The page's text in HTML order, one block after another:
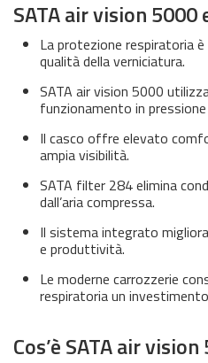
SATA air vision 5000
La protezione respiratoria
qualità della verniciatura.
SATA air vision 5000
funzionamento in
Il casco offre elevato
ampia visibilità.
SATA filter 284 elimina
dall’aria compressa.
Il sistema integrato
e produttività.
Le moderne carrozzerie
respiratoria un
Cos’è SATA air